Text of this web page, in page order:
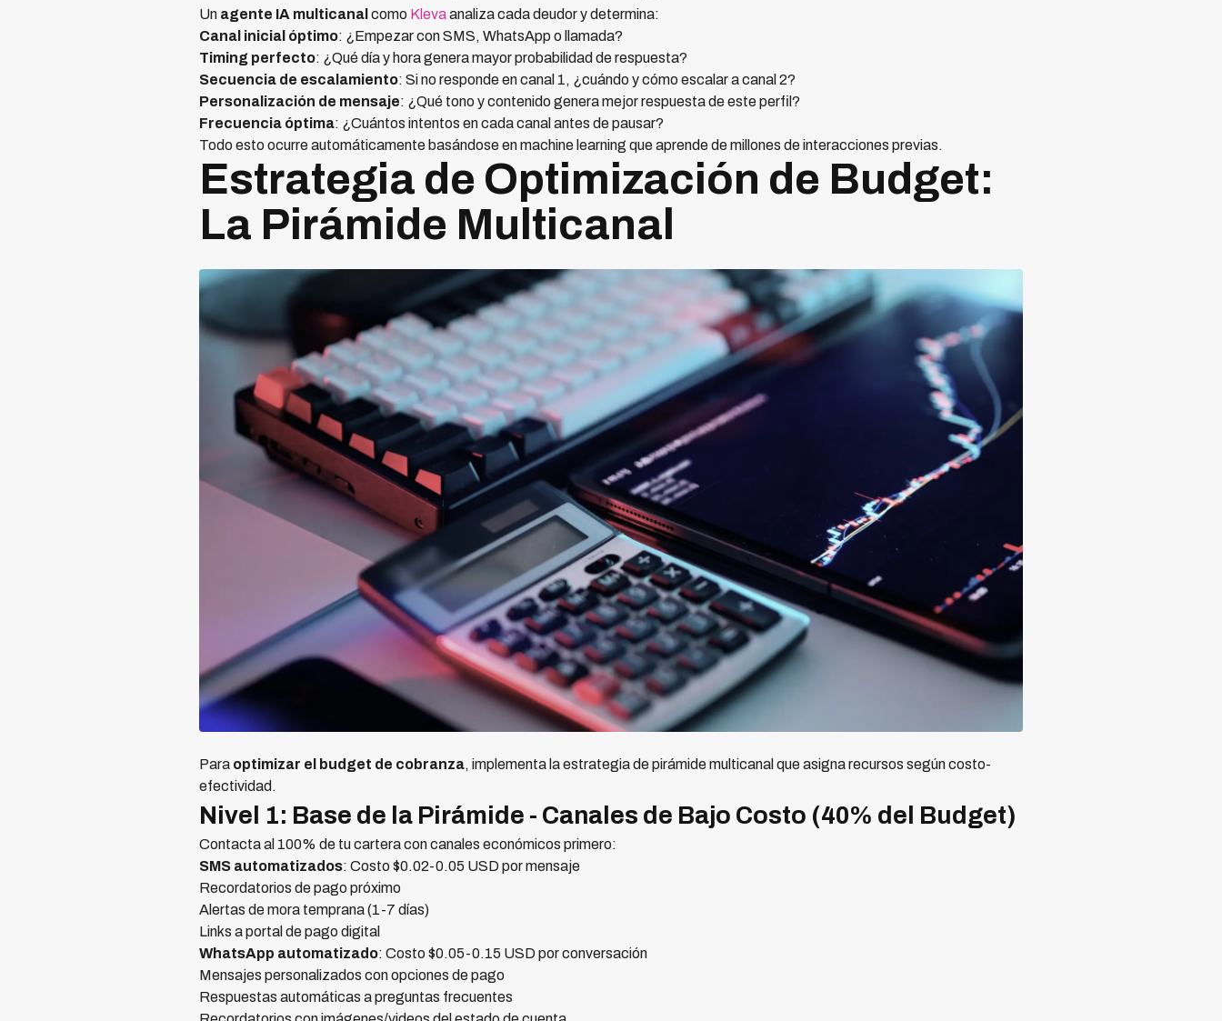
Un agente IA multicanal como Klevaanaliza cada deudor y determina:
Canal inicial óptimo: ¿Empezar con SMS, WhatsApp o llamada?
Timing perfecto: ¿Qué día y hora genera mayor probabilidad de respuesta?
Secuencia de escalamiento: Si no responde en canal 1, ¿cuándo y cómo escalar a canal 2?
Personalización de mensaje: ¿Qué tono y contenido genera mejor respuesta de este perfil?
Frecuencia óptima: ¿Cuántos intentos en cada canal antes de pausar?
Todo esto ocurre automáticamente basándose en machine learning que aprende de millones de interacciones previas.
Estrategia de Optimización de Budget:
La Pirámide Multicanal
Para optimizar el budget de cobranza, implementa la estrategia de pirámide multicanal que asigna recursos según costo-
efectividad.
Nivel 1: Base de la Pirámide - Canales de Bajo Costo (40% del Budget)
Contacta al 100% de tu cartera con canales económicos primero:
SMS automatizados: Costo $0.02-0.05 USD por mensaje
Recordatorios de pago próximo
Alertas de mora temprana (1-7 días)
Links a portal de pago digital
WhatsApp automatizado: Costo $0.05-0.15 USD por conversación
Mensajes personalizados con opciones de pago
Respuestas automáticas a preguntas frecuentes